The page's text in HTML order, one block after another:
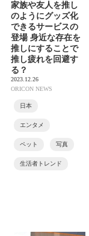
家族や友人を推し
のようにグッズ化
できるサービスの
登場 身近な存在を
推しにすることで
推し疲れを回避す
る？
2023.12.26
ORICON NEWS
日本
エンタメ
ペット 写真
生活者トレンド